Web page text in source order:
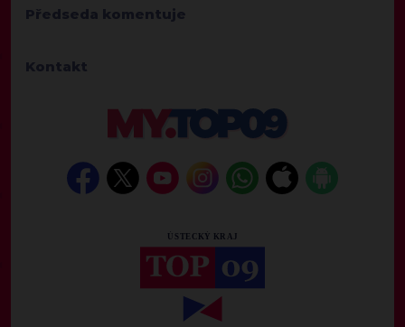
Předseda komentuje
Kontakt